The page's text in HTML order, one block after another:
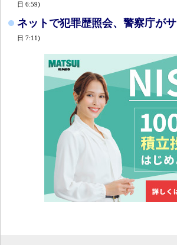
日 6:59)
ネットで犯罪歴照会、警察庁が
日 7:11)